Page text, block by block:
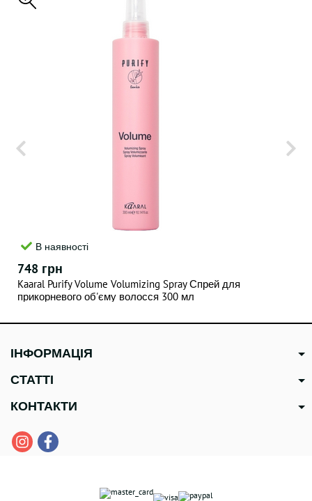
В наявності
748 грн
Kaaral Purify Volume Volumizing Spray Спрей для
прикорневого об'єму волосся 300 мл
ІНФОРМАЦІЯ
СТАТТІ
КОНТАКТИ